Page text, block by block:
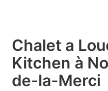
Chalet a
Kitchen à
de-la-Merci